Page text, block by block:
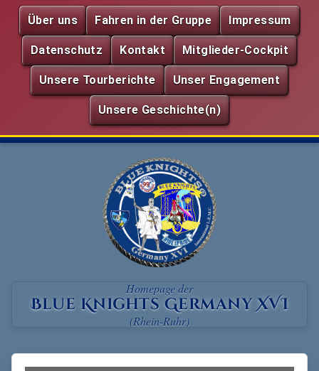
Über uns Fahren in der Gruppe Impressum
Datenschutz Kontakt Mitglieder-Cockpit
Unsere Tourberichte Unser Engagement
Unsere Geschichte(n)
Homepage der
Blue Knights Germany XVI
(Rhein-Ruhr)